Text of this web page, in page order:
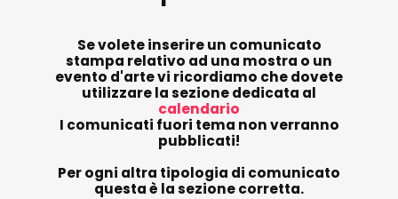
Se volete inserire un comunicato
stampa relativo ad una mostra o un
evento d'arte vi ricordiamo che dovete
utilizzare la sezione dedicata al
calendario
I comunicati fuori tema non verranno
pubblicati!
Per ogni altra tipologia di comunicato
questa è la sezione corretta.